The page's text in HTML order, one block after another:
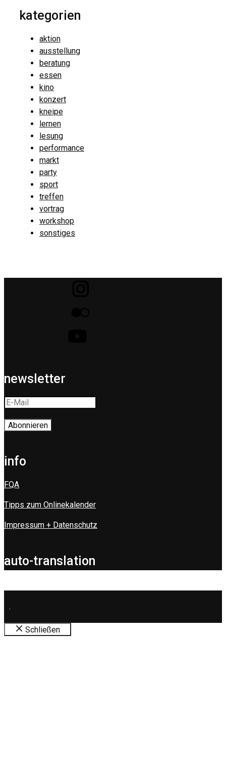
kategorien
aktion
ausstellung
beratung
essen
kino
konzert
kneipe
lernen
lesung
performance
markt
party
sport
treffen
vortrag
workshop
sonstiges
newsletter
info
FQA
Tipps zum Onlinekalender
Impressum + Datenschutz
auto-translation
.
Schließen